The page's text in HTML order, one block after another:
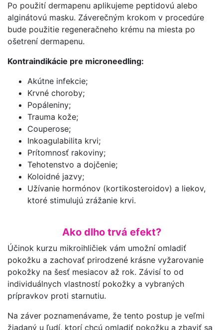
Po použití dermapenu aplikujeme peptidovú alebo
alginátovú masku. Záverečným krokom v procedúre
bude použitie regeneračneho krému na miesta po
ošetrení dermapenu.
Kontraindikácie pre microneedling:
Akútne infekcie;
Krvné choroby;
Popáleniny;
Trauma kože;
Couperose;
Inkoagulabilita krvi;
Prítomnosť rakoviny;
Tehotenstvo a dojčenie;
Koloidné jazvy;
Užívanie hormónov (kortikosteroidov) a liekov,
ktoré stimulujú zrážanie krvi.
Ako dlho trvá efekt?
Účinok kurzu mikroihličiek vám umožní omladiť
pokožku a zachovať prirodzené krásne vyžarovanie
pokožky na šesť mesiacov až rok. Závisí to od
individuálnych vlastností pokožky a vybraných
prípravkov proti starnutiu.
Na záver poznamenávame, že tento postup je veľmi
žiadaný u ľudí, ktorí chcú omladiť pokožku a zbaviť sa